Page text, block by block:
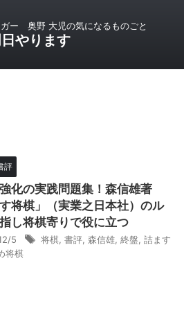
ー 奥野 大児の気になるものごと
やります
評
化の実践問題集！森信雄著
す将棋」（実業之日本社）のル
し将棋寄りで役に立つ
5 将棋 書評 森信雄 終盤 詰ます
将棋